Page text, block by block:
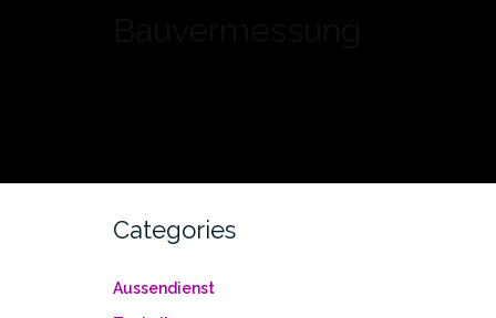
Categories
Aussendienst